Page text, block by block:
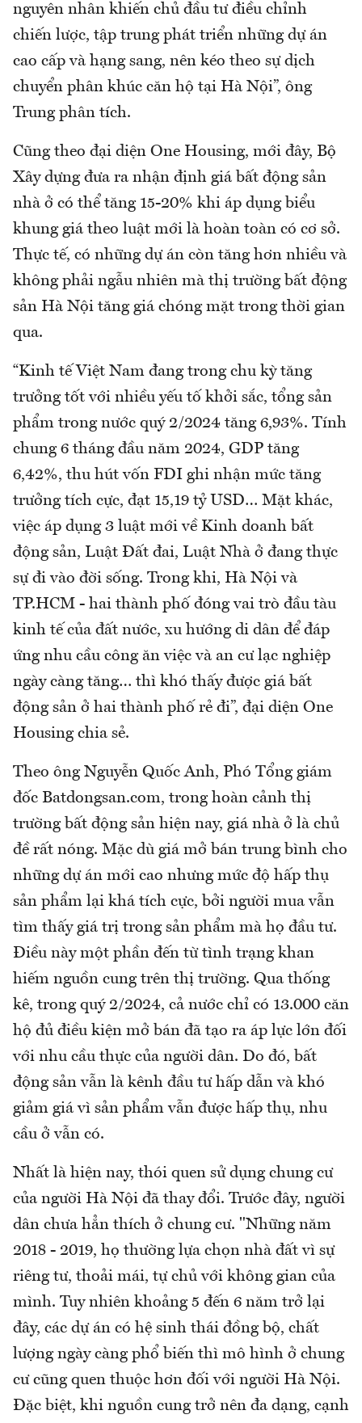
nguyên nhân khiến chủ đầu tư điều chỉnh
chiến lược, tập trung phát triển những dự án
cao cấp và hạng sang, nên kéo theo sự dịch
chuyển phân khúc căn hộ tại Hà Nội”, ông
Trung phân tích.
Cũng theo đại diện One Housing, mới đây, Bộ
Xây dựng đưa ra nhận định giá bất động sản
nhà ở có thể tăng 15-20% khi áp dụng biểu
khung giá theo luật mới là hoàn toàn có cơ sở.
Thực tế, có những dự án còn tăng hơn nhiều và
không phải ngẫu nhiên mà thị trường bất động
sản Hà Nội tăng giá chóng mặt trong thời gian
qua.
“Kinh tế Việt Nam đang trong chu kỳ tăng
trưởng tốt với nhiều yếu tố khởi sắc, tổng sản
phẩm trong nước quý 2/2024 tăng 6,93%. Tính
chung 6 tháng đầu năm 2024, GDP tăng
6,42%, thu hút vốn FDI ghi nhận mức tăng
trưởng tích cực, đạt 15,19 tỷ USD… Mặt khác,
việc áp dụng 3 luật mới về Kinh doanh bất
động sản, Luật Đất đai, Luật Nhà ở đang thực
sự đi vào đời sống. Trong khi, Hà Nội và
TP.HCM - hai thành phố đóng vai trò đầu tàu
kinh tế của đất nước, xu hướng di dân để đáp
ứng nhu cầu công ăn việc và an cư lạc nghiệp
ngày càng tăng… thì khó thấy được giá bất
động sản ở hai thành phố rẻ đi”, đại diện One
Housing chia sẻ.
Theo ông Nguyễn Quốc Anh, Phó Tổng giám
đốc Batdongsan.com, trong hoàn cảnh thị
trường bất động sản hiện nay, giá nhà ở là chủ
đề rất nóng. Mặc dù giá mở bán trung bình cho
những dự án mới cao nhưng mức độ hấp thụ
sản phẩm lại khá tích cực, bởi người mua vẫn
tìm thấy giá trị trong sản phẩm mà họ đầu tư.
Điều này một phần đến từ tình trạng khan
hiếm nguồn cung trên thị trường. Qua thống
kê, trong quý 2/2024, cả nước chỉ có 13.000 căn
hộ đủ điều kiện mở bán đã tạo ra áp lực lớn đối
với nhu cầu thực của người dân. Do đó, bất
động sản vẫn là kênh đầu tư hấp dẫn và khó
giảm giá vì sản phẩm vẫn được hấp thụ, nhu
cầu ở vẫn có.
Nhất là hiện nay, thói quen sử dụng chung cư
của người Hà Nội đã thay đổi. Trước đây, người
dân chưa hẳn thích ở chung cư. "Những năm
2018 - 2019, họ thường lựa chọn nhà đất vì sự
riêng tư, thoải mái, tự chủ với không gian của
mình. Tuy nhiên khoảng 5 đến 6 năm trở lại
đây, các dự án có hệ sinh thái đồng bộ, chất
lượng ngày càng phổ biến thì mô hình ở chung
cư cũng quen thuộc hơn đối với người Hà Nội.
Đặc biệt, khi nguồn cung trở nên đa dạng, cạnh